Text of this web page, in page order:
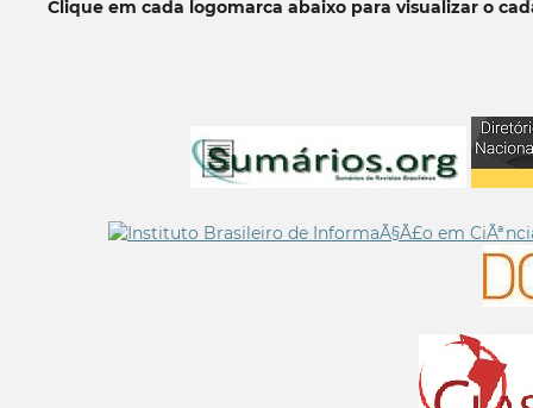
Clique em cada logomarca abaixo para visualizar o